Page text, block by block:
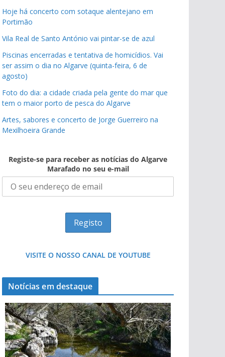
Hoje há concerto com sotaque alentejano em
Portimão
Vila Real de Santo António vai pintar-se de azul
Piscinas encerradas e tentativa de homicídios. Vai
ser assim o dia no Algarve (quinta-feira, 6 de
agosto)
Foto do dia: a cidade criada pela gente do mar que
tem o maior porto de pesca do Algarve
Artes, sabores e concerto de Jorge Guerreiro na
Mexilhoeira Grande
Registe-se para receber as notícias do Algarve
Marafado no seu e-mail
VISITE O NOSSO CANAL DE YOUTUBE
Notícias em destaque